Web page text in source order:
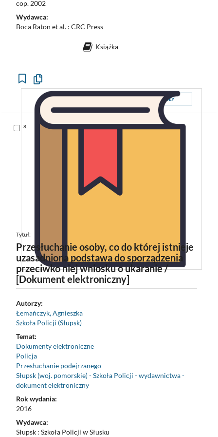
cop. 2002
Wydawca:
Boca Raton et al. : CRC Press
Książka
Kopiuj
opis
formalny
do
schowka
SZCZEGÓŁY
Skocz
8.
Tytuł:
Przesłuchanie osoby, co do której istnieje
uzasadniona podstawa do sporządzenia
przeciwko niej wniosku o ukaranie /
[Dokument elektroniczny]
Autorzy:
Łemańczyk, Agnieszka
Szkoła Policji (Słupsk)
Temat:
Dokumenty elektroniczne
Policja
Przesłuchanie podejrzanego
Słupsk (woj. pomorskie) - Szkoła Policji - wydawnictwa -
dokument elektroniczny
Rok wydania:
2016
Wydawca:
Słupsk : Szkoła Policji w Słusku